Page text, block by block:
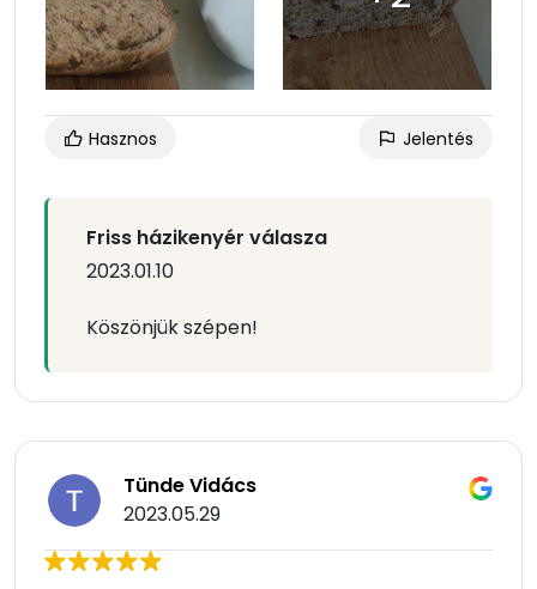
Hasznos Jelentés
Friss házikenyér válasza
2023.01.10
Köszönjük szépen!
Tünde Vidács
2023.05.29